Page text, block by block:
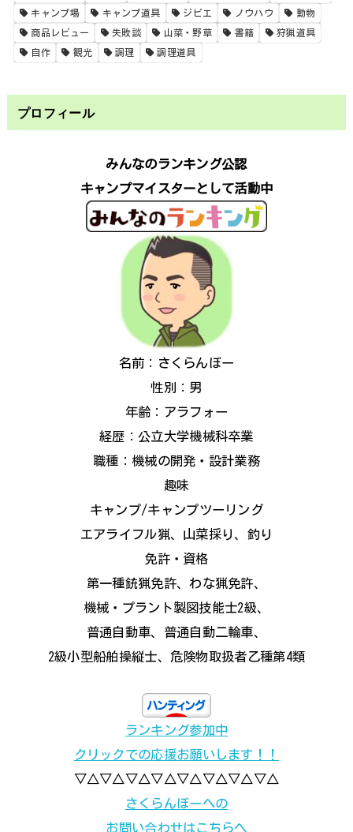
キャンプ場 キャンプ道具 ジビエ ノウハウ 動物
商品レビュー 失敗談 山菜・野草 書籍 狩猟道具
自作 観光 調理 調理道具
プロフィール
みんなのランキング公認
キャンプマイスターとして活動中
名前：さくらんぼー
性別：男
年齢：アラフォー
経歴：公立大学機械科卒業
職種：機械の開発・設計業務
趣味
キャンプ/キャンプツーリング
エアライフル猟、山菜採り、釣り
免許・資格
第一種銃猟免許、わな猟免許、
機械・プラント製図技能士2級、
普通自動車、普通自動二輪車、
2級小型船舶操縦士、危険物取扱者乙種第4類
ランキング参加中
クリックでの応援お願いします！！
▽△▽△▽△▽△▽△▽△▽△▽△
さくらんぼーへの
お問い合わせはこちらへ